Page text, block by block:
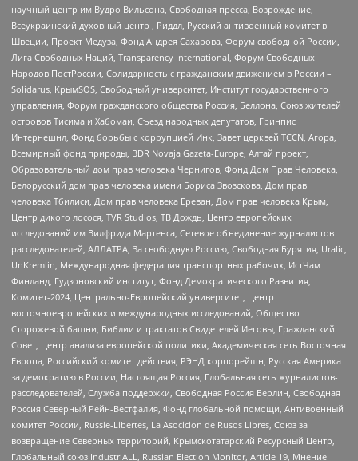
научный центр им Вудро Вильсона, Свободная пресса, Возрождение,
Всеукраинский духовный центр , Риддл, Русский антивоенный комитет в
Швеции, Проект Медуза, Фонд Андрея Сахарова, Форум свободной России,
Лига Свободных Наций, Transparеncy International, Форум Свободных
Народов ПостРоссии, Солидарность с гражданским движением в России –
Solidarus, КрымSOS, Свободный университет, Институт государственного
управления, Форум гражданского общества Россия, Беллона, Союз жителей
островов Тисима и Хабомаи, Съезд народных депутатов, Гринпис
Интернешнл, Фонд борьбы с коррупцией Инк, Завет церквей TCCN, Агора,
Всемирный фонд природы, BDR Novaja Gazeta-Europe, Алтай проект,
Образовательный дом прав человека Чернигов, Фонд Дом Прав Человека,
Белорусский дом прав человека имени Бориса Звозскова, Дом прав
человека Тбилиси, Дом прав человека Ереван, Дом прав человека Крым,
Центр дикого лосося, TVR Studios, ТВ Дождь, Центр европейских
исследований им Вилфрида Мартенса, Сетевое объединение журналистов
расследователей, АЛЛАТРА, За свободную Россию, Свободная Бурятия, Uralic,
UnKremlin, Международная федерация транспортных рабочих, ИстЧам
Финланд, Гудзоновский институт, Фонд Демократического Развития,
Комитет-2024, Центрально-Европейский университет, Центр
восточноевропейских и международных исследований, Общество
Сторожевой башни, Библии и трактатов Свидетелей Иеговы, Гражданский
Совет, Центр анализа европейской политики, Академическая сеть Восточная
Европа, Российский комитет действия, РЭНД корпорейшн, Русская Америка
за демократию в России, Настоящая Россия, Глобальная сеть журналистов-
расследователей, Служба поддержки, Свободная Россия Берлин, Свободная
Россия Северный Рейн-Вестфалия, Фонд глобальной помощи, Антивоенный
комитет России, Russie-Libertes, La Asocicion de Rusos Libres, Союз за
возвращение Северных территорий, Крымскотатарский Ресурсный Центр,
Глобальный союз IndustriALL, Russian Election Monitor, Article 19, Мнение